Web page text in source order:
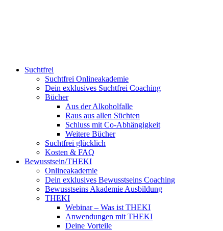
Suchtfrei
Suchtfrei Onlineakademie
Dein exklusives Suchtfrei Coaching
Bücher
Aus der Alkoholfalle
Raus aus allen Süchten
Schluss mit Co-Abhängigkeit
Weitere Bücher
Suchtfrei glücklich
Kosten & FAQ
Bewusstsein/THEKI
Onlineakademie
Dein exklusives Bewusstseins Coaching
Bewusstseins Akademie Ausbildung
THEKI
Webinar – Was ist THEKI
Anwendungen mit THEKI
Deine Vorteile